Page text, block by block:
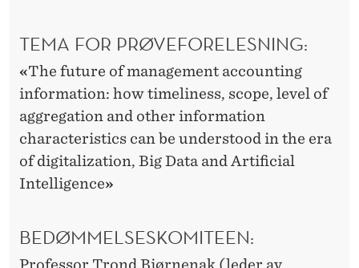
TEMA FOR PRØVEFORELESNING:
«The future of management accounting
information: how timeliness, scope, level of
aggregation and other information
characteristics can be understood in the era
of digitalization, Big Data and Artificial
Intelligence»
BEDØMMELSESKOMITEEN:
Professor Trond Bjørnenak (leder av